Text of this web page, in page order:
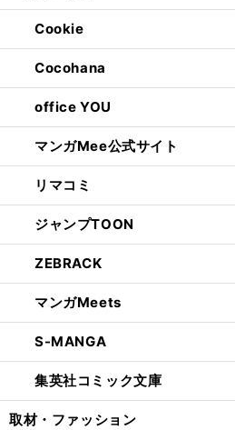
Cookie
Cocohana
office YOU
マンガMee公式サイト
リマコミ
ジャンプTOON
ZEBRACK
マンガMeets
S-MANGA
集英社コミック文庫
取材・ファッション